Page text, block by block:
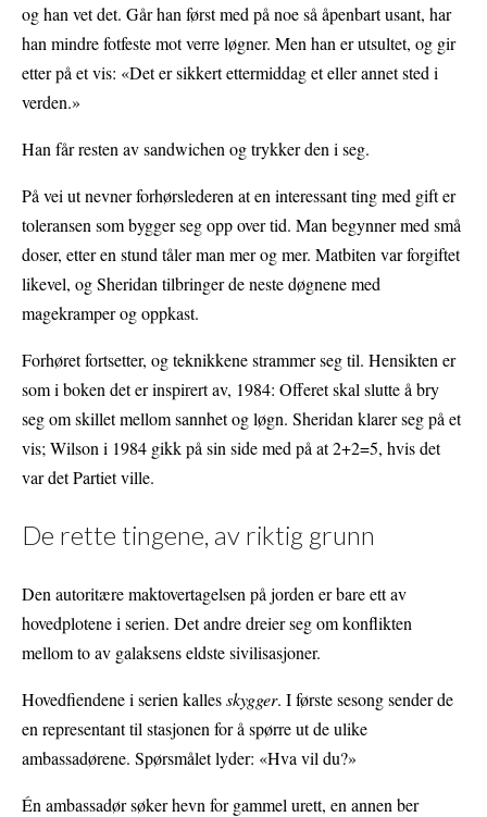
og han vet det. Går han først med på noe så åpenbart usant, har
han mindre fotfeste mot verre løgner. Men han er utsultet, og gir
etter på et vis: «Det er sikkert ettermiddag et eller annet sted i
verden.»
Han får resten av sandwichen og trykker den i seg.
På vei ut nevner forhørslederen at en interessant ting med gift er
toleransen som bygger seg opp over tid. Man begynner med små
doser, etter en stund tåler man mer og mer. Matbiten var forgiftet
likevel, og Sheridan tilbringer de neste døgnene med
magekramper og oppkast.
Forhøret fortsetter, og teknikkene strammer seg til. Hensikten er
som i boken det er inspirert av, 1984: Offeret skal slutte å bry
seg om skillet mellom sannhet og løgn. Sheridan klarer seg på et
vis; Wilson i 1984 gikk på sin side med på at 2+2=5, hvis det
var det Partiet ville.
De rette tingene, av riktig grunn
Den autoritære maktovertagelsen på jorden er bare ett av
hovedplotene i serien. Det andre dreier seg om konflikten
mellom to av galaksens eldste sivilisasjoner.
Hovedfiendene i serien kallesskygger. I første sesong sender de
en representant til stasjonen for å spørre ut de ulike
ambassadørene. Spørsmålet lyder: «Hva vil du?»
Én ambassadør søker hevn for gammel urett, en annen ber